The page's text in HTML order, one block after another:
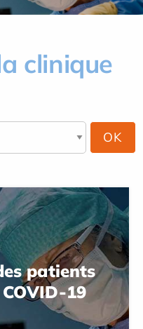
clinique
patients
19